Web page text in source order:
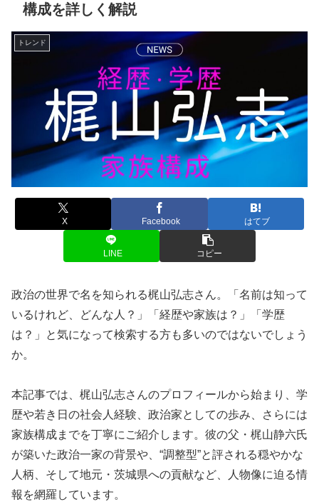
構成を詳しく解説
トレンド
X Facebook はてブ
LINE コピー
政治の世界で名を知られる梶山弘志さん。「名前は知って
いるけれど、どんな人？」「経歴や家族は？」「学歴
は？」と気になって検索する方も多いのではないでしょう
か。
本記事では、梶山弘志さんのプロフィールから始まり、学
歴や若き日の社会人経験、政治家としての歩み、さらには
家族構成までを丁寧にご紹介します。彼の父・梶山静六氏
が築いた政治一家の背景や、“調整型”と評される穏やかな
人柄、そして地元・茨城県への貢献など、人物像に迫る情
報を網羅しています。